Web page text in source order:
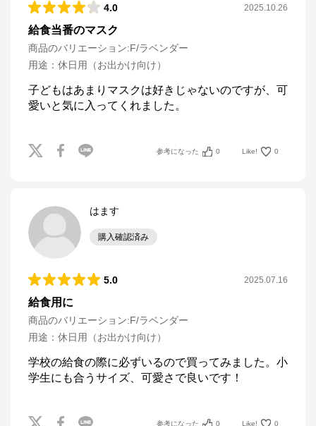
4.0 2025.10.26
給食当番のマスク
商品のバリエーション:F/ラベンダー
用途 ： 休日用（お出かけ向け）
子どもはあまりマスクは好きじゃないのですが、可
愛いと気に入ってくれました。
参考になった 0 Like! 0
はます
購入確認済み
5.0 2025.07.16
給食用に
商品のバリエーション:F/ラベンダー
用途 ： 休日用（お出かけ向け）
学校の給食の際に必ずいるので買ってみました。小
学生にも合うサイズ、可愛さで良いです！
参考になった 0 Like! 0